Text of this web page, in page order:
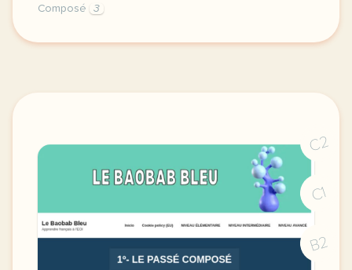
Composé 3
image pixabay comcette derniere semaine de
C2
C1
B2